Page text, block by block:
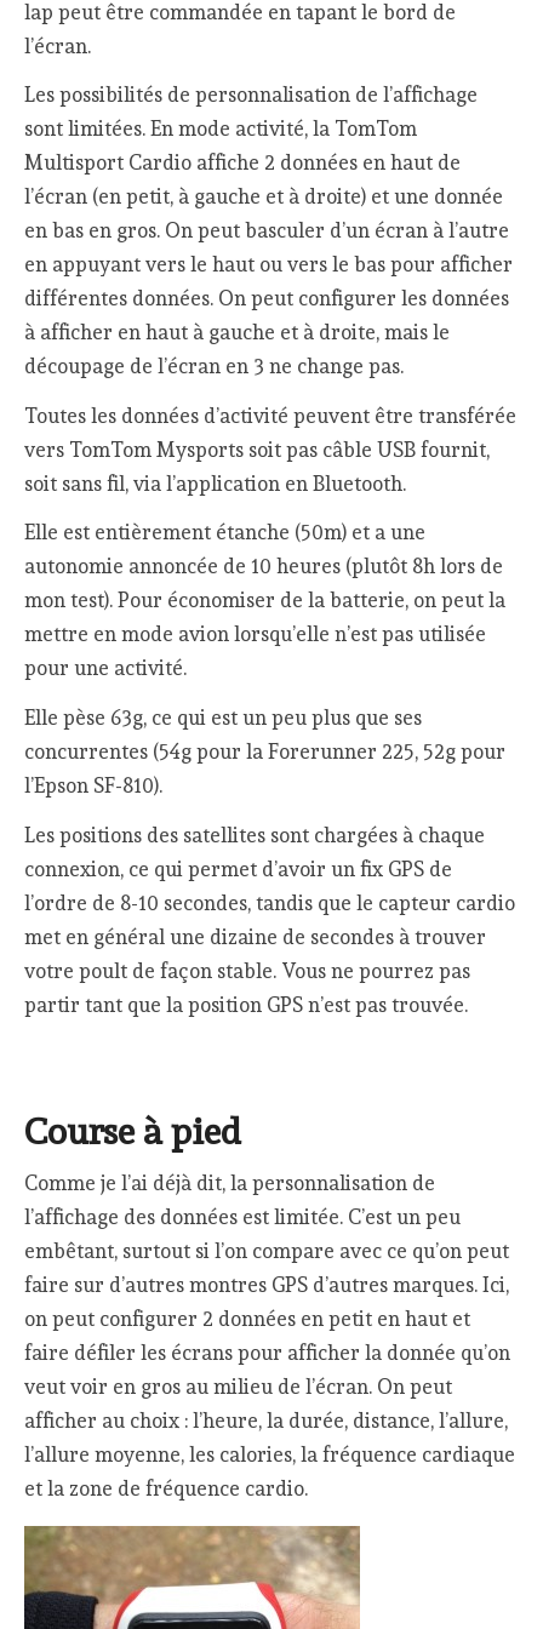
lap peut être commandée en tapant le bord de
l’écran.
Les possibilités de personnalisation de l’affichage
sont limitées. En mode activité, la TomTom
Multisport Cardio affiche 2 données en haut de
l’écran (en petit, à gauche et à droite) et une donnée
en bas en gros. On peut basculer d’un écran à l’autre
en appuyant vers le haut ou vers le bas pour afficher
différentes données. On peut configurer les données
à afficher en haut à gauche et à droite, mais le
découpage de l’écran en 3 ne change pas.
Toutes les données d’activité peuvent être transférée
vers TomTom Mysports soit pas câble USB fournit,
soit sans fil, via l’application en Bluetooth.
Elle est entièrement étanche (50m) et a une
autonomie annoncée de 10 heures (plutôt 8h lors de
mon test). Pour économiser de la batterie, on peut la
mettre en mode avion lorsqu’elle n’est pas utilisée
pour une activité.
Elle pèse 63g, ce qui est un peu plus que ses
concurrentes (54g pour la Forerunner 225, 52g pour
l’Epson SF-810).
Les positions des satellites sont chargées à chaque
connexion, ce qui permet d’avoir un fix GPS de
l’ordre de 8-10 secondes, tandis que le capteur cardio
met en général une dizaine de secondes à trouver
votre poult de façon stable. Vous ne pourrez pas
partir tant que la position GPS n’est pas trouvée.
Course à pied
Comme je l’ai déjà dit, la personnalisation de
l’affichage des données est limitée. C’est un peu
embêtant, surtout si l’on compare avec ce qu’on peut
faire sur d’autres montres GPS d’autres marques. Ici,
on peut configurer 2 données en petit en haut et
faire défiler les écrans pour afficher la donnée qu’on
veut voir en gros au milieu de l’écran. On peut
afficher au choix : l’heure, la durée, distance, l’allure,
l’allure moyenne, les calories, la fréquence cardiaque
et la zone de fréquence cardio.